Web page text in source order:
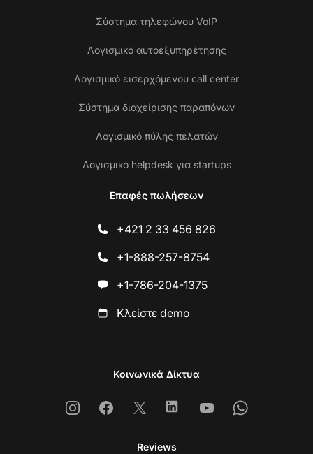
Σύστημα τηλεφώνου VoIP
Λογισμικό αυτοεξυπηρέτησης
Λογισμικό εισερχόμενου call center
Σύστημα διαχείρισης παραπόνων
Λογισμικό πύλης πελατών
Λογισμικό helpdesk για startups
Επαφές πωλήσεων
+421 2 33 456 826
+1-888-257-8754
+1-786-204-1375
Κλείστε demo
Κοινωνικά Δίκτυα
InstagramFacebook
X LinkedinYoutubeWhatsapp
Reviews